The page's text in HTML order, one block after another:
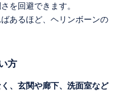
を回避できます。
あるほど、ヘリンボーンの
方
、玄関や廊下、洗面室など